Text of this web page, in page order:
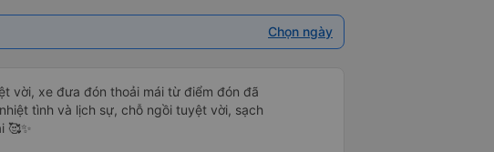
Chọn ngày
vời, xe đưa đón thoải mái từ điểm đón đã
tình và lịch sự, chỗ ngồi tuyệt vời, sạch
🥰✨